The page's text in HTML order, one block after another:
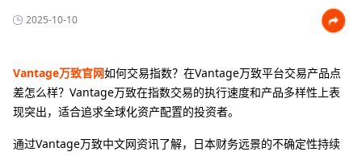
2025-10-10
Vantage万致官网如何交易指数？在Vantage万致平台交易产品点
差怎么样？‌Vantage万致在指数交易的执行速度和产品多样性上表
现突出，适合追求全球化资产配置的投资者‌。
通过Vantage万致中文网资讯了解，日本财务远景的不确定性持续